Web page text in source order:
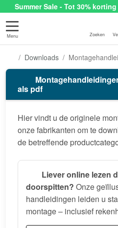
Summer Sale - Tot 30%
Menu Zoeken
Downloads
als pdf
Hier vindt u de originele
onze fabrikanten om te
de betreffende
Liever online lezen
doorspitten? Onze
handleidingen leiden u
montage – inclusief